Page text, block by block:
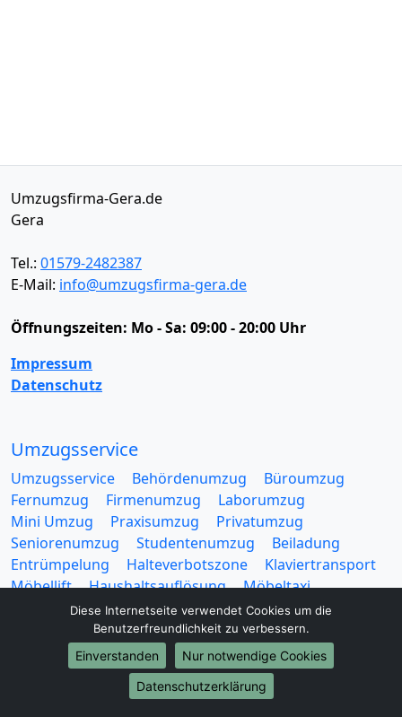
Umzugsfirma-Gera.de
Gera
Tel.: 01579-2482387
E-Mail: info@umzugsfirma-gera.de
Öffnungszeiten: Mo - Sa: 09:00 - 20:00 Uhr
Impressum
Datenschutz
Umzugsservice
Umzugsservice Behördenumzug
Büroumzug
Fernumzug
Firmenumzug
Laborumzug
Mini Umzug
Praxisumzug
Privatumzug
Seniorenumzug
Studentenumzug
Beiladung
Entrümpelung
Halteverbotszone
Klaviertransport
Möbellift
Haushaltsauflösung
Möbeltaxi
Möbelmitfahrzentrale
Umzugskartons
Diese Internetseite verwendet Cookies um die
Benutzerfreundlichkeit zu verbessern.
Einverstanden
Nur notwendige Cookies
Datenschutzerklärung